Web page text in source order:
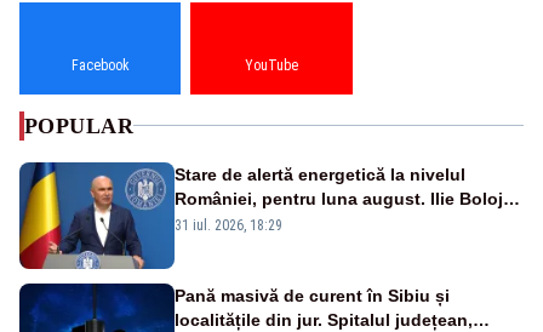
Facebook YouTube
POPULAR
Stare de alertă energetică la nivelul
României, pentru luna august. Ilie Bolojan
a anunțat importuri și posibile restricții –
31 iul. 2026, 18:29
Pană masivă de curent în Sibiu și
localitățile din jur. Spitalul județean,